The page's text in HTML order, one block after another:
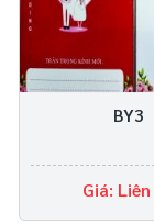
BY3
Giá: